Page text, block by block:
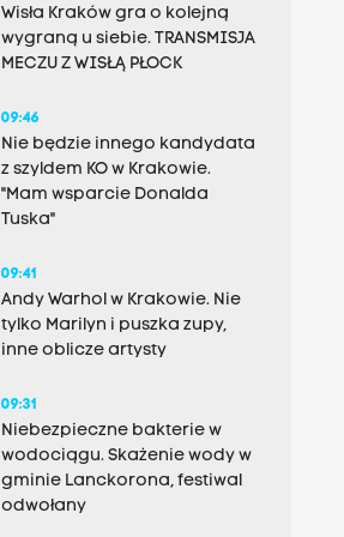
Wisła Kraków gra o kolejną
wygraną u siebie. TRANSMISJA
MECZU Z WISŁĄ PŁOCK
09:46
Nie będzie innego kandydata
z szyldem KO w Krakowie.
"Mam wsparcie Donalda
Tuska"
09:41
Andy Warhol w Krakowie. Nie
tylko Marilyn i puszka zupy,
inne oblicze artysty
09:31
Niebezpieczne bakterie w
wodociągu. Skażenie wody w
gminie Lanckorona, festiwal
odwołany